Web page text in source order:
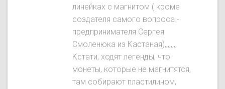
линейках с магнитом ( кроме
создателя самого вопроса -
предпринимателя Сергея
Смоленюка из Кастаная),,,,,,,,
Kстати, ходят легенды, что
монеты, которые не магнитятся,
там собирают пластилином,